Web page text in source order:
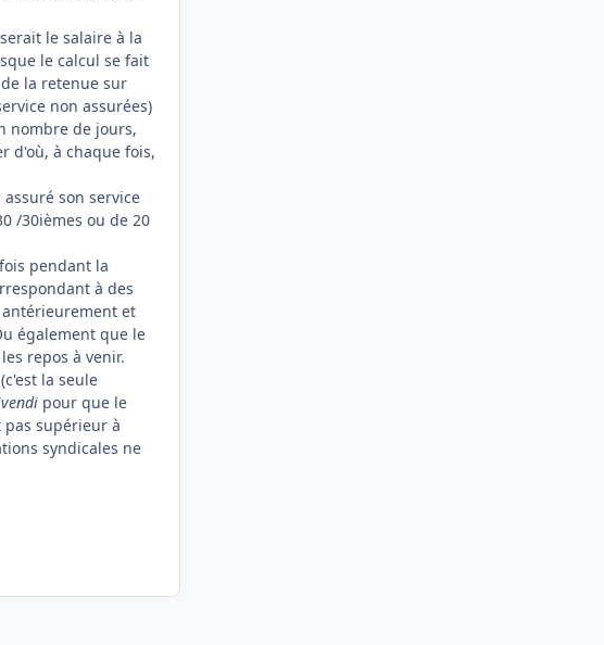
le salaire à la
le calcul se fait
la retenue sur
non assurées)
nombre de jours,
d'où, à chaque fois,
son service
/30ièmes ou de 20
pendant la
à des
et
également que le
repos à venir.
la seule
pour que le
supérieur à
syndicales ne